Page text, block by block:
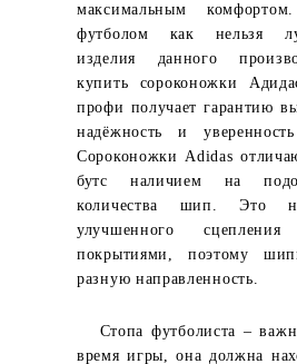
максимальным
футболом как нельзя
изделия данного
купить сороконожки
профи получает гарантию
надёжность и
Сороконожки Adidas
бутс наличием на
количества шип. Это
улучшенного
покрытиями, поэтому
разную направленность.
Стопа футболиста –
время игры, она должна